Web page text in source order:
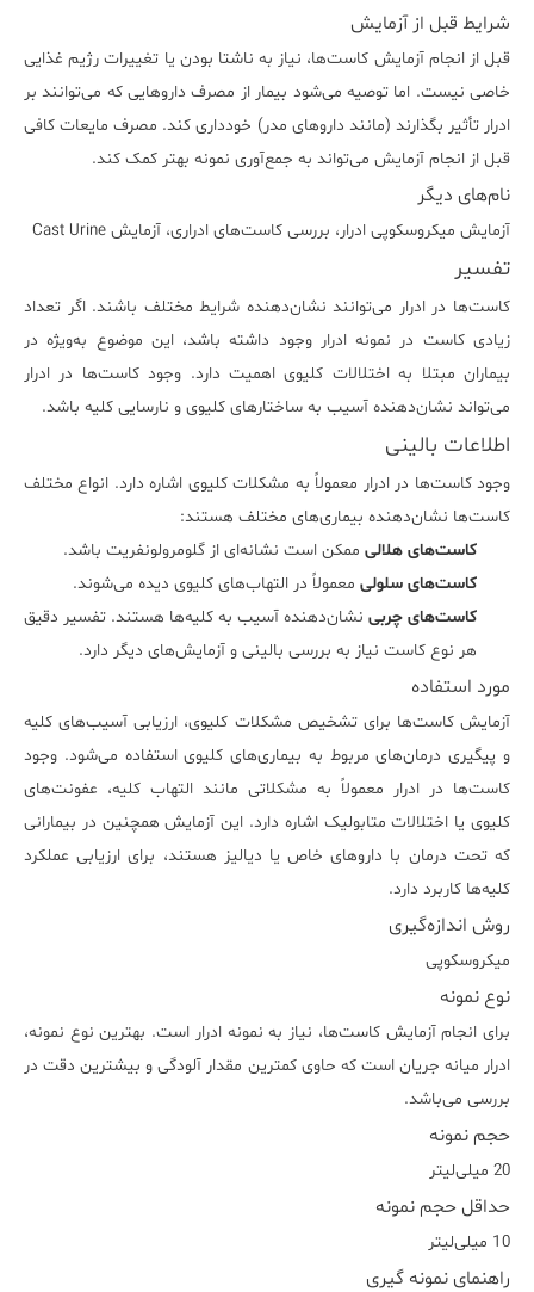
شرایط قبل از آزمایش
قبل از انجام آزمایش کاست‌ها، نیاز به ناشتا بودن یا تغییرات رژیم غذایی
خاصی نیست. اما توصیه می‌شود بیمار از مصرف داروهایی که می‌توانند بر
ادرار تأثیر بگذارند (مانند داروهای مدر) خودداری کند. مصرف مایعات کافی
قبل از انجام آزمایش می‌تواند به جمع‌آوری نمونه بهتر کمک کند.
نام‌های دیگر
آزمایش میکروسکوپی ادرار، بررسی کاست‌های ادراری، آزمایش Cast Urine
تفسیر
کاست‌ها در ادرار می‌توانند نشان‌دهنده شرایط مختلف باشند. اگر تعداد
زیادی کاست در نمونه ادرار وجود داشته باشد، این موضوع به‌ویژه در
بیماران مبتلا به اختلالات کلیوی اهمیت دارد. وجود کاست‌ها در ادرار
می‌تواند نشان‌دهنده آسیب به ساختارهای کلیوی و نارسایی کلیه باشد.
اطلاعات بالینی
وجود کاست‌ها در ادرار معمولاً به مشکلات کلیوی اشاره دارد. انواع مختلف
کاست‌ها نشان‌دهنده بیماری‌های مختلف هستند:
کاست‌های هلالی ممکن است نشانه‌ای از گلومرولونفریت باشد.
کاست‌های سلولی معمولاً در التهاب‌های کلیوی دیده می‌شوند.
کاست‌های چربی نشان‌دهنده آسیب به کلیه‌ها هستند. تفسیر دقیق
هر نوع کاست نیاز به بررسی بالینی و آزمایش‌های دیگر دارد.
مورد استفاده
آزمایش کاست‌ها برای تشخیص مشکلات کلیوی، ارزیابی آسیب‌های کلیه
و پیگیری درمان‌های مربوط به بیماری‌های کلیوی استفاده می‌شود. وجود
کاست‌ها در ادرار معمولاً به مشکلاتی مانند التهاب کلیه، عفونت‌های
کلیوی یا اختلالات متابولیک اشاره دارد. این آزمایش همچنین در بیمارانی
که تحت درمان با داروهای خاص یا دیالیز هستند، برای ارزیابی عملکرد
کلیه‌ها کاربرد دارد.
روش اندازه‌گیری
میکروسکوپی
نوع نمونه
برای انجام آزمایش کاست‌ها، نیاز به نمونه ادرار است. بهترین نوع نمونه،
ادرار میانه جریان است که حاوی کمترین مقدار آلودگی و بیشترین دقت در
بررسی می‌باشد.
حجم نمونه
20 میلی‌لیتر
حداقل حجم نمونه
10 میلی‌لیتر
راهنمای نمونه گیری